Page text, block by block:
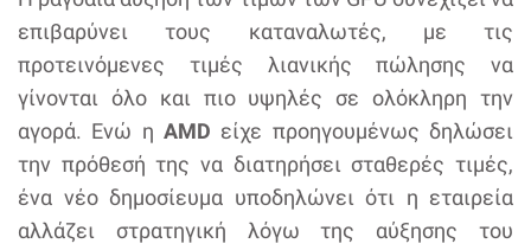
επιβαρύνει τους καταναλωτές, με τις
προτεινόμενες τιμές λιανικής πώλησης να
γίνονται όλο και πιο υψηλές σε ολόκληρη την
αγορά. Ενώ η AMD είχε προηγουμένως δηλώσει
την πρόθεσή της να διατηρήσει σταθερές τιμές,
ένα νέο δημοσίευμα υποδηλώνει ότι η εταιρεία
αλλάζει στρατηγική λόγω της αύξησης του